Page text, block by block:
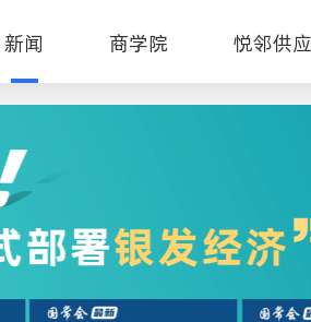
新闻 商学院 悦邻供